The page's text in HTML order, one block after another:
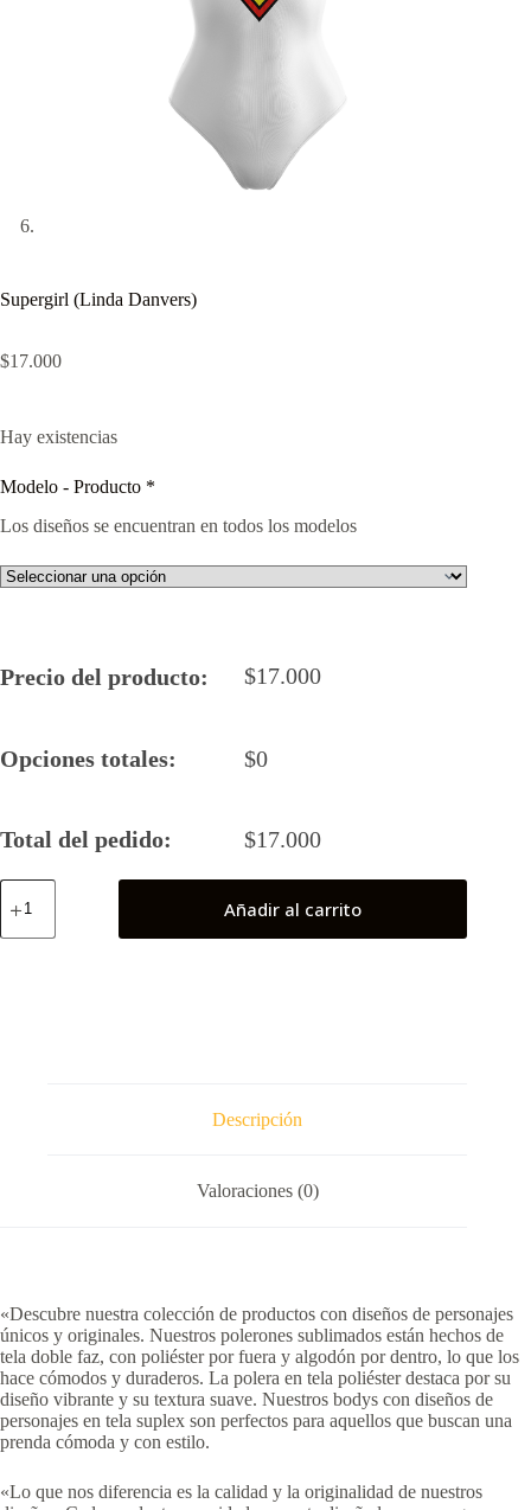
Supergirl (Linda Danvers)
$17.000
Hay existencias
Modelo - Producto *
Los diseños se encuentran en todos los modelos
Precio del producto: $17.000
Opciones totales: $0
Total del pedido: $17.000
Supergirl
(Linda
Añadir al carrito
Descripción
Valoraciones (0)
«Descubre nuestra colección de productos con diseños de personajes
únicos y originales. Nuestros polerones sublimados están hechos de
tela doble faz, con poliéster por fuera y algodón por dentro, lo que los
hace cómodos y duraderos. La polera en tela poliéster destaca por su
diseño vibrante y su textura suave. Nuestros bodys con diseños de
personajes en tela suplex son perfectos para aquellos que buscan una
prenda cómoda y con estilo.
«Lo que nos diferencia es la calidad y la originalidad de nuestros